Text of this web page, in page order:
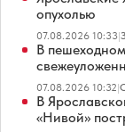
опухолью
07.08.2026 10:33|
В
07.08.2026 10:32|
В
«Нивой»